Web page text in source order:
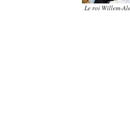
Le roi Willem-